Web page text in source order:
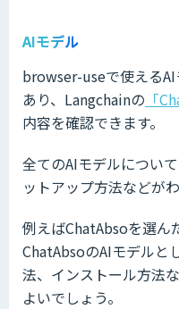
AIモデル
browser-useで使える
あり、Langchainの 「
内容を確認できます。
全てのAIモデルについ
ットアップ方法などが
例えばChatAbsoを選ん
ChatAbsoのAIモデルと
法、インストール方法
よいでしょう。